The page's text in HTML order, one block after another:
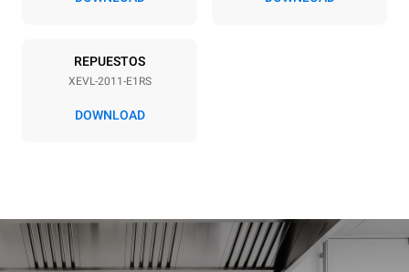
172,4 kWh/día
fuentes
renovables.Greenhouse
Gas Protocol
REPUESTOS
XEVL-2011-E1RS
DOWNLOAD